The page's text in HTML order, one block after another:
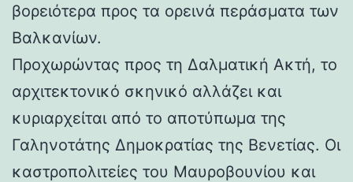
βορειότερα προς τα ορεινά περάσματα των
Βαλκανίων.
Προχωρώντας προς τη Δαλματική Ακτή, το
αρχιτεκτονικό σκηνικό αλλάζει και
κυριαρχείται από το αποτύπωμα της
Γαληνοτάτης Δημοκρατίας της Βενετίας. Οι
καστροπολιτείες του Μαυροβουνίου και